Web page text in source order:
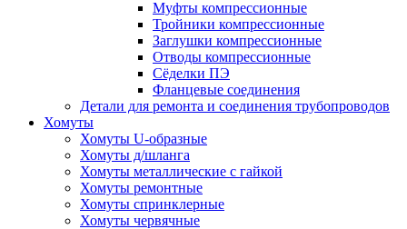
Муфты компрессионные
Тройники компрессионные
Заглушки компрессионные
Отводы компрессионные
Сёделки ПЭ
Фланцевые соединения
Детали для ремонта и соединения трубопроводов
Хомуты
Хомуты U-образные
Хомуты д/шланга
Хомуты металлические с гайкой
Хомуты ремонтные
Хомуты спринклерные
Хомуты червячные